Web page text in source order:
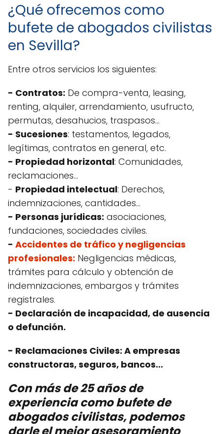
¿Qué ofrecemos como
bufete de abogados civilistas
en Sevilla?
Entre otros servicios los siguientes:
- Contratos: De compra-venta, leasing,
renting, alquiler, arrendamiento, usufructo,
permutas, desahucios, traspasos...
- Sucesiones: testamentos, legados,
legítimas, contratos en general, etc.
- Propiedad horizontal: Comunidades,
reclamaciones...
- Propiedad intelectual: Derechos,
indemnizaciones, cantidades...
- Personas jurídicas: asociaciones,
fundaciones, sociedades civiles.
- Accidentes de tráfico y negligencias
profesionales: Negligencias médicas,
trámites para cálculo y obtención de
indemnizaciones, embargos y trámites
registrales.
- Declaración de incapacidad, de ausencia
o defunción.
- Reclamaciones Civiles: A empresas
constructoras, seguros, bancos...
Con más de 25 años de
experiencia como bufete de
abogados civilistas, podemos